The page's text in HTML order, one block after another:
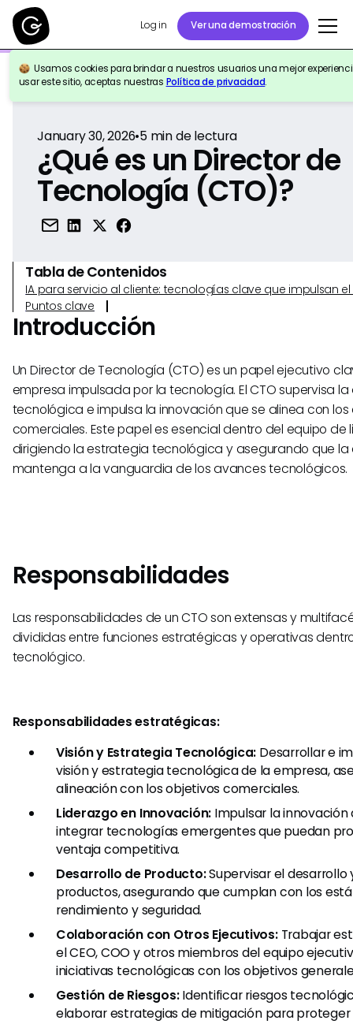
Log in Ver una demostración
Usamos cookies para brindar a nuestros usuarios una mejor
usar este sitio, aceptas nuestras Política de privacidad.
Volver a la Referencia
January 30, 2026•5min de lectura
¿Qué es un Director de
Tecnología (CTO)?
Tabla de Contenidos
IA para servicio al cliente: tecnologías clave que impulsan
Puntos clave
Introducción
Un Director de Tecnología (CTO) es un papel ejecutivo
empresa impulsada por la tecnología. El CTO supervisa
tecnológica e impulsa la innovación que se alinea con los
comerciales. Este papel es esencial dentro del equipo de
dirigiendo la estrategia tecnológica y asegurando que la
mantenga a la vanguardia de los avances tecnológicos.
Responsabilidades
Las responsabilidades de un CTO son extensas y
divididas entre funciones estratégicas y operativas
tecnológico.
Responsabilidades estratégicas:
Visión y Estrategia Tecnológica: Desarrollar e
visión y estrategia tecnológica de la empresa,
alineación con los objetivos comerciales.
Liderazgo en Innovación: Impulsar la
integrar tecnologías emergentes que puedan
ventaja competitiva.
Desarrollo de Producto:Supervisar el desarrollo
productos, asegurando que cumplan con los
rendimiento y seguridad.
Colaboración con Otros Ejecutivos:Trabajar
el CEO, COO y otros miembros del equipo
iniciativas tecnológicas con los objetivos
Gestión de Riesgos:Identificar riesgos
elaborar estrategias de mitigación para proteger